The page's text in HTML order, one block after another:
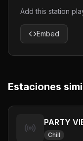
Add this station
Embed
Estaciones
PARTY
Chill